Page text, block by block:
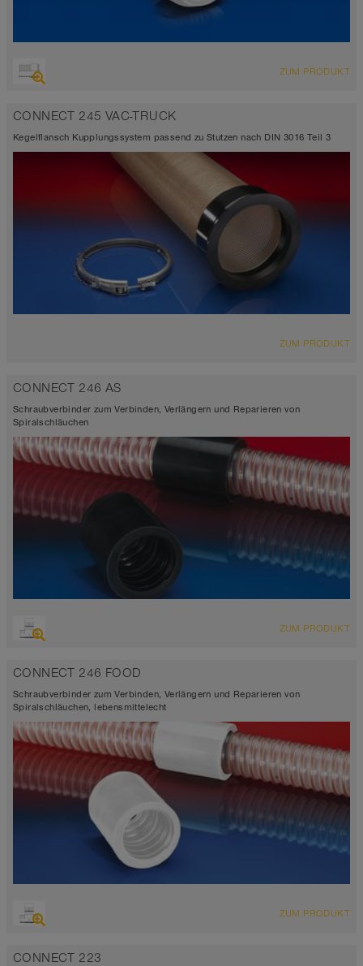
ZUM PRODUKT
CONNECT 245 VAC-TRUCK
Kegelflansch Kupplungssystem passend zu Stutzen nach DIN 3016 Teil 3
ZUM PRODUKT
CONNECT 246 AS
Schraubverbinder zum Verbinden, Verlängern und Reparieren von
Spiralschläuchen
ZUM PRODUKT
CONNECT 246 FOOD
Schraubverbinder zum Verbinden, Verlängern und Reparieren von
Spiralschläuchen, lebensmittelecht
ZUM PRODUKT
CONNECT 223